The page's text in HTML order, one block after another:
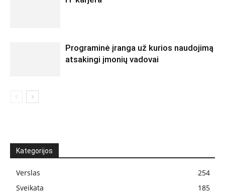
Programinė įranga už kurios naudojimą
atsakingi įmonių vadovai
Kategorijos
Verslas
254
Sveikata
185